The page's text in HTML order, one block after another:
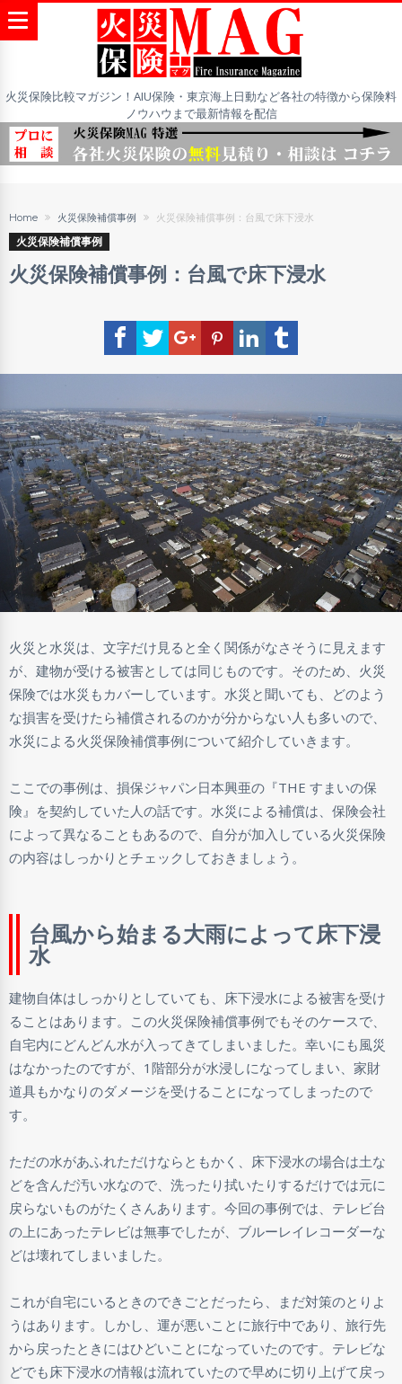
火災保険比較マガジン！AIU保険・東京海上日動など各社の特徴から保険料
ノウハウまで最新情報を配信
Home 火災保険補償事例 火災保険補償事例：台風で床下浸水
火災保険補償事例
火災保険補償事例：台風で床下浸水
火災と水災は、文字だけ見ると全く関係がなさそうに見えます
が、建物が受ける被害としては同じものです。そのため、火災
保険では水災もカバーしています。水災と聞いても、どのよう
な損害を受けたら補償されるのかが分からない人も多いので、
水災による火災保険補償事例について紹介していきます。
ここでの事例は、損保ジャパン日本興亜の『THE すまいの保
険』を契約していた人の話です。水災による補償は、保険会社
によって異なることもあるので、自分が加入している火災保険
の内容はしっかりとチェックしておきましょう。
台風から始まる大雨によって床下浸
水
建物自体はしっかりとしていても、床下浸水による被害を受け
ることはあります。この火災保険補償事例でもそのケースで、
自宅内にどんどん水が入ってきてしまいました。幸いにも風災
はなかったのですが、1階部分が水浸しになってしまい、家財
道具もかなりのダメージを受けることになってしまったので
す。
ただの水があふれただけならともかく、床下浸水の場合は土な
どを含んだ汚い水なので、洗ったり拭いたりするだけでは元に
戻らないものがたくさんあります。今回の事例では、テレビ台
の上にあったテレビは無事でしたが、ブルーレイレコーダーな
どは壊れてしまいました。
これが自宅にいるときのできごとだったら、まだ対策のとりよ
うはあります。しかし、運が悪いことに旅行中であり、旅行先
から戻ったときにはひどいことになっていたのです。テレビな
どでも床下浸水の情報は流れていたので早めに切り上げて戻っ